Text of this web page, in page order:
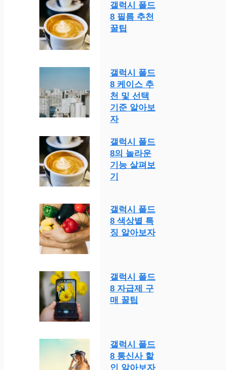
갤럭시 폴드
8 필름 추천
꿀팁
갤럭시 폴드
8 케이스 추
천 및 선택
기준 알아보
자
갤럭시 폴드
8의 놀라운
기능 살펴보
기
갤럭시 폴드
8 색상별 특
징 알아보자
갤럭시 폴드
8 자급제 구
매 꿀팁
갤럭시 폴드
8 통신사 할
인 알아보자